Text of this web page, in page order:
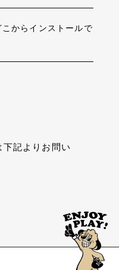
からインストールで
下記よりお問い